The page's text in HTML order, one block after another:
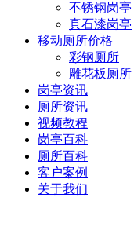
不锈钢岗亭
真石漆岗亭
移动厕所价格
彩钢厕所
雕花板厕所
岗亭资讯
厕所资讯
视频教程
岗亭百科
厕所百科
客户案例
关于我们